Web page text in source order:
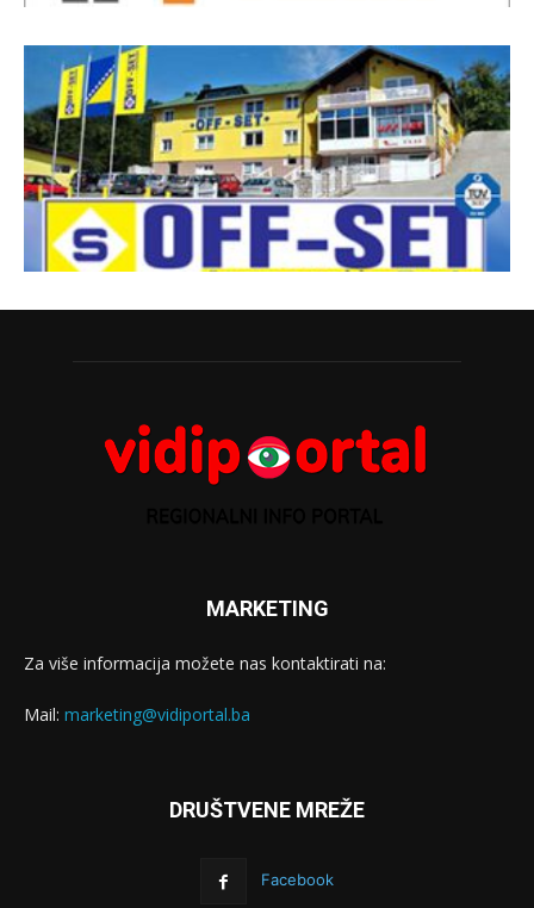
MARKETING
Za više informacija možete nas kontaktirati na:
Mail: marketing@vidiportal.ba
DRUŠTVENE MREŽE
Facebook